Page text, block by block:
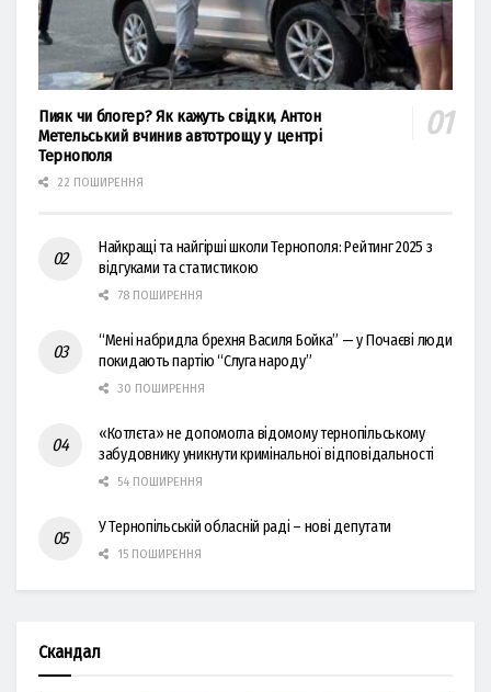
Пияк чи блогер? Як кажуть свідки, Антон
Метельський вчинив автотрощу у центрі
Тернополя
22 ПОШИРЕННЯ
Найкращі та найгірші школи Тернополя: Рейтинг 2025 з
відгуками та статистикою
78 ПОШИРЕННЯ
“Мені набридла брехня Василя Бойка” — у Почаєві люди
покидають партію “Слуга народу”
30 ПОШИРЕННЯ
«Котлєта» не допомогла відомому тернопільському
забудовнику уникнути кримінальної відповідальності
54 ПОШИРЕННЯ
У Тернопільській обласній раді – нові депутати
15 ПОШИРЕННЯ
Скандал